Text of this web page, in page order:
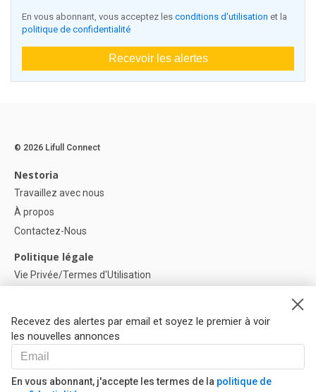
En vous abonnant, vous acceptez les conditions d'utilisation et la
politique de confidentialité
Recevoir les alertes
Recevez des alertes par email et soyez le premier à voir
les nouvelles annonces
En vous abonnant, j'accepte les termes de la politique de
© 2026 Lifull Connect
Nestoria
Travaillez avec nous
À propos
Contactez-Nous
Politique légale
Vie Privée/Termes d'Utilisation
Paramètres des cookies
Aide
FAQ